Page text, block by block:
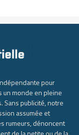
pour
un monde en pleine
Sans publicité, notre
assumée et
rumeurs, dénoncent